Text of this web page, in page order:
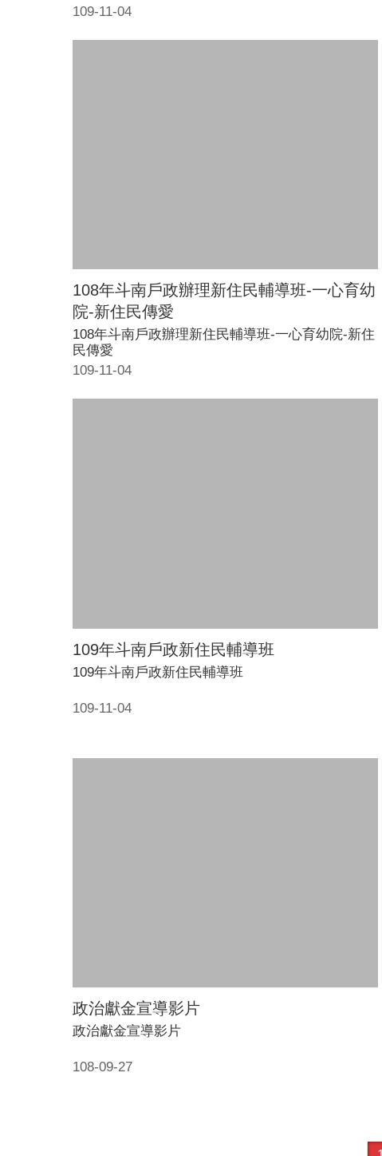
109-11-04
108年斗南戶政辦理新住民輔導班-一心育幼
院-新住民傳愛
109-11-04
108年斗南戶政辦理新住民輔導班-一心育幼院-新住
民傳愛
109年斗南戶政新住民輔導班
109-11-04
109年斗南戶政新住民輔導班
政治獻金宣導影片
108-09-27
政治獻金宣導影片